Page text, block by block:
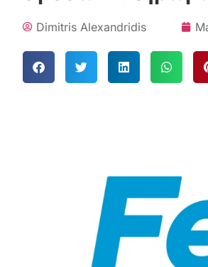
Dimitris Alexandridis